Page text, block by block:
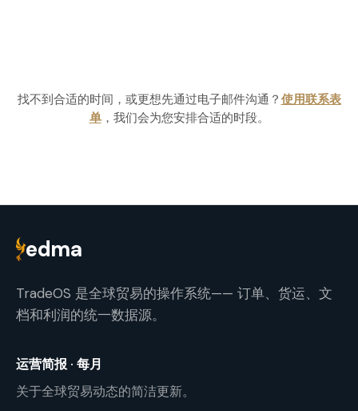
找不到合适的时间，或更想先通过电子邮件沟通？ 使用联系表
单，我们会为您安排合适的时段。
edma
TradeOS 是全球贸易的操作系统—— 订单、货运、文
档和利润的统一数据源。
运营简报 · 每月
关于全球贸易动态的简洁更新。